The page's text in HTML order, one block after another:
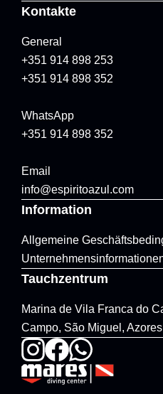
Kontakte
General
+351 914 898 253
+351 914 898 352
WhatsApp
+351 914 898 352
Email
info@espiritoazul.com
Information
Allgemeine
Tauchzentrum
Marina de Vila Franca do
Campo, São Miguel, Azores